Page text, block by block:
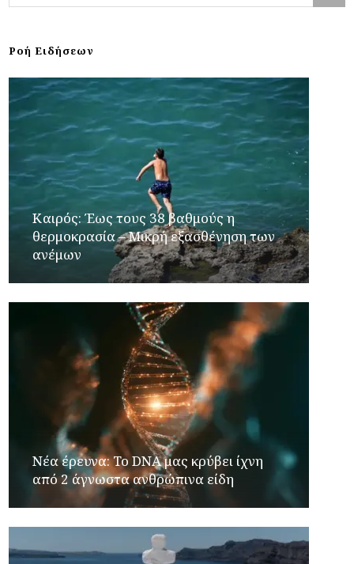
Ροή Ειδήσεων
Καιρός: Έως τους 38 βαθμούς η
θερμοκρασία – Μικρή εξασθένηση των
ανέμων
Νέα έρευνα: Το DNA μας κρύβει ίχνη
από 2 άγνωστα ανθρώπινα είδη